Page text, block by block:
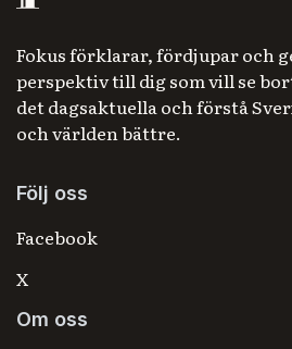
Fokus förklarar, fördjupar och
perspektiv till dig som vill se
det dagsaktuella och förstå
och världen bättre.
Följ oss
Facebook
X
Om oss